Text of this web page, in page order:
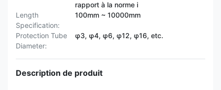
rapport à la norme i
Length
Specification:
100mm ~ 10000mm
Protection Tube
Diameter:
φ3, φ4, φ6, φ12, φ16, etc.
Description de produit